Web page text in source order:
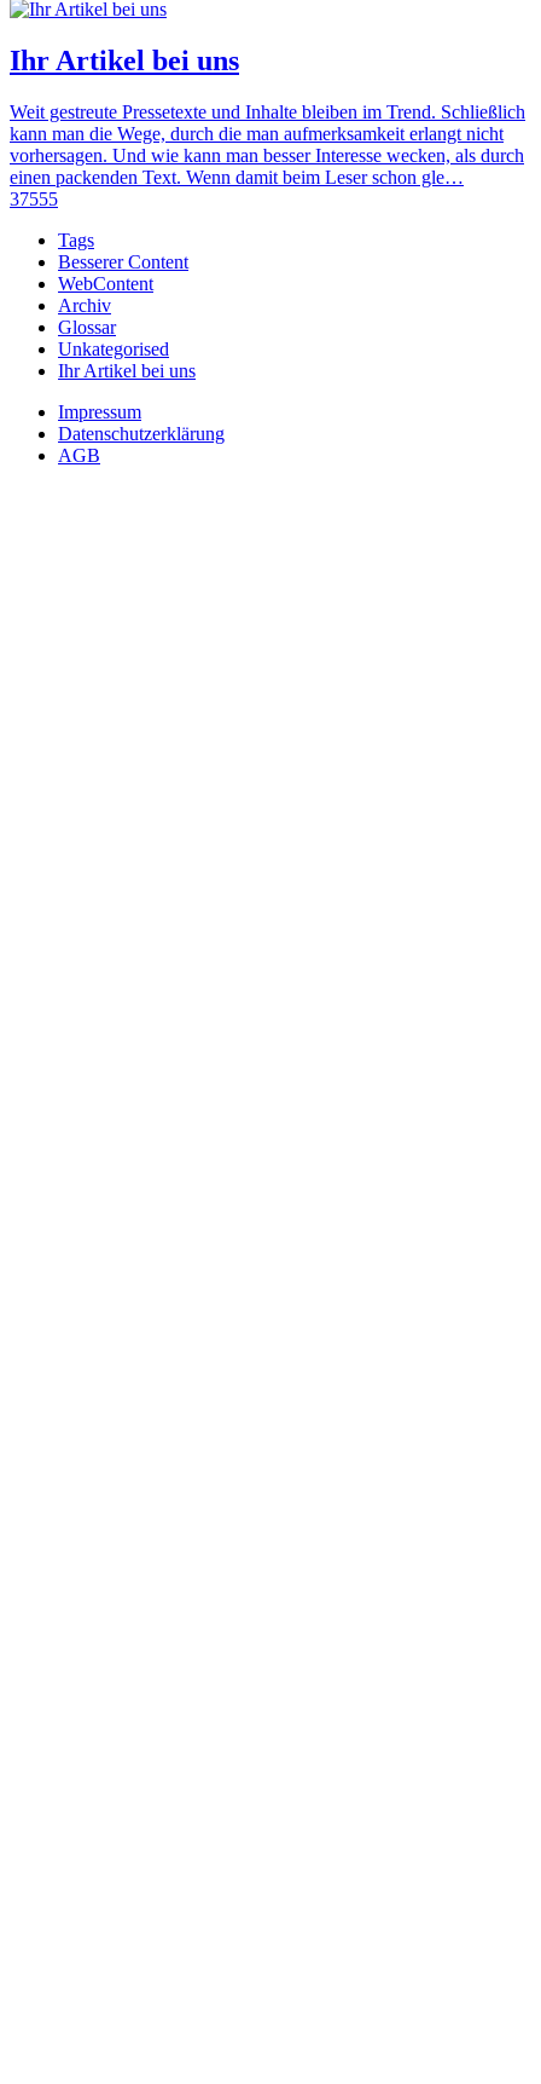
Ihr Artikel bei uns
Weit gestreute Pressetexte und Inhalte bleiben im Trend. Schließlich
kann man die Wege, durch die man aufmerksamkeit erlangt nicht
vorhersagen. Und wie kann man besser Interesse wecken, als durch
einen packenden Text. Wenn damit beim Leser schon gle…
37555
Tags
Besserer Content
WebContent
Archiv
Glossar
Unkategorised
Ihr Artikel bei uns
Impressum
Datenschutzerklärung
AGB